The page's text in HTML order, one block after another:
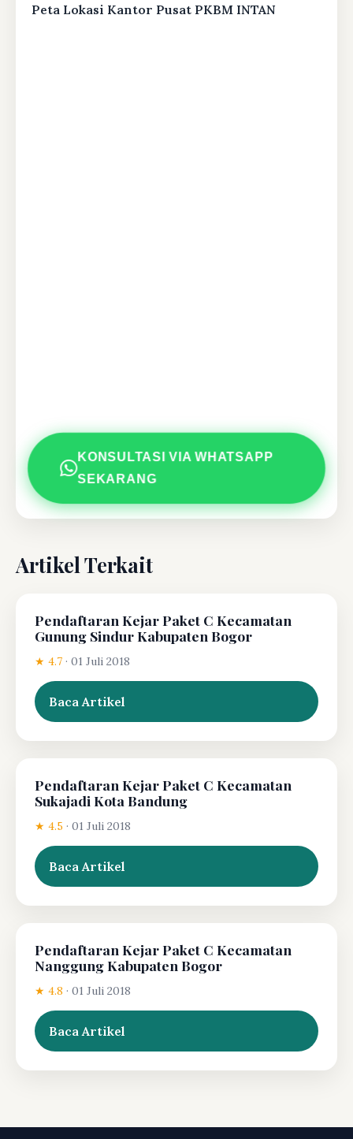
Peta Lokasi Kantor Pusat PKBM INTAN
KONSULTASI VIA WHATSAPP
SEKARANG
Artikel Terkait
Pendaftaran Kejar Paket C Kecamatan
Gunung Sindur Kabupaten Bogor
★ 4.7 · 01 Juli 2018
Baca Artikel
Pendaftaran Kejar Paket C Kecamatan
Sukajadi Kota Bandung
★ 4.5 · 01 Juli 2018
Baca Artikel
Pendaftaran Kejar Paket C Kecamatan
Nanggung Kabupaten Bogor
★ 4.8 · 01 Juli 2018
Baca Artikel